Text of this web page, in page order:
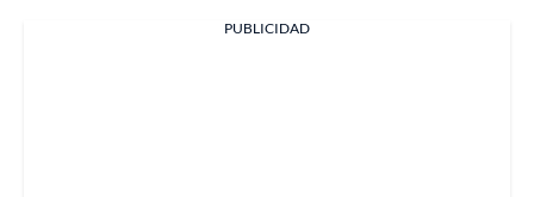
PUBLICIDAD